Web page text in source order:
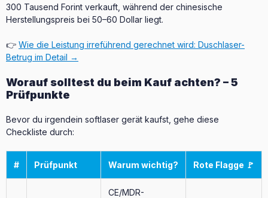
300 Tausend Forint verkauft, während der chinesische
Herstellungspreis bei 50–60 Dollar liegt.
👉 Wie die Leistung irreführend gerechnet wird: Duschlaser-
Betrug im Detail →
Worauf solltest du beim Kauf achten? – 5
Prüfpunkte
Bevor du irgendein softlaser gerät kaufst, gehe diese
Checkliste durch:
# Prüfpunkt Warum wichtig? Rote Flagge 🚩
CE/MDR-